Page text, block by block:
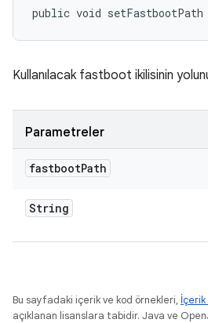
public void
Kullanılacak fastboot ikilisinin
Parametreler
fastbootPath
String
Bu sayfadaki içerik ve kod örnekleri, İçerik
açıklanan lisanslara tabidir. Java ve